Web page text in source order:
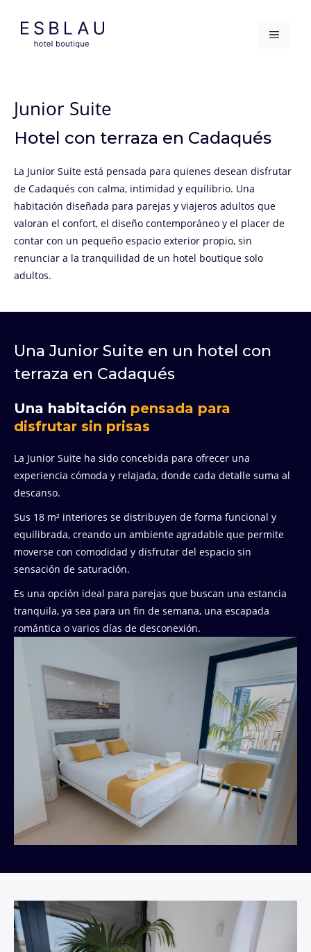
contenido
MENÚ
Junior Suite
Hotel con terraza en Cadaqués
La Junior Suite está pensada para quienes desean disfrutar
de Cadaqués con calma, intimidad y equilibrio. Una
habitación diseñada para parejas y viajeros adultos que
valoran el confort, el diseño contemporáneo y el placer de
contar con un pequeño espacio exterior propio, sin
renunciar a la tranquilidad de un hotel boutique solo
adultos.
Una Junior Suite en un hotel con
terraza en Cadaqués
Una habitación pensada para
disfrutar sin prisas
La Junior Suite ha sido concebida para ofrecer una
experiencia cómoda y relajada, donde cada detalle suma al
descanso.
Sus 18 m² interiores se distribuyen de forma funcional y
equilibrada, creando un ambiente agradable que permite
moverse con comodidad y disfrutar del espacio sin
sensación de saturación.
Es una opción ideal para parejas que buscan una estancia
tranquila, ya sea para un fin de semana, una escapada
romántica o varios días de desconexión.